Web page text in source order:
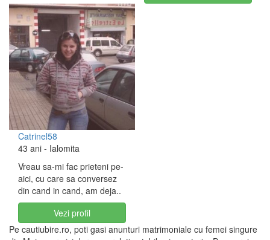
Catrinel58
43 ani - Ialomita
Vreau sa-mi fac prieteni pe-
aici, cu care sa conversez
din cand in cand, am deja..
Vezi profil
Pe cautiubire.ro, poti gasi anunturi matrimoniale cu femei singure